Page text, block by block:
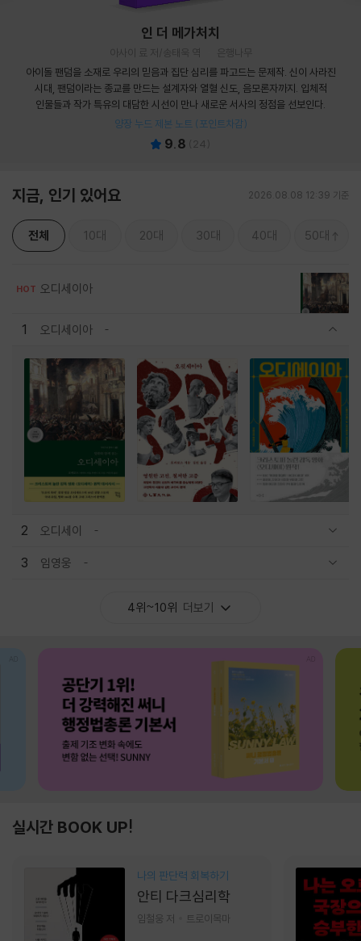
인 더 메가처치
아사이 료 저/송태욱 역
은행나무
아이돌 팬덤을 소재로 우리의 믿음과 집단 심리를 파고드는 문제작. 신이 사라진
시대, 팬덤이라는 종교를 만드는 설계자와 열혈 신도, 음모론자까지. 입체적
인물들과 작가 특유의 대담한 시선이 만나 새로운 서사의 정점을 선보인다.
양장 누드 제본 노트 (포인트차감)
9.8 24
지금, 인기 있어요 2026.08.08 12:39 기준
전체 10대 20대 30대 40대 50대
HOT 오디세이아
1 오디세이아
2 오디세이
3 임영웅
4위~10위 더보기
실시간 BOOK UP!
나의 판단력 회복하기
안티 다크심리학
임철웅 저 트로이목마